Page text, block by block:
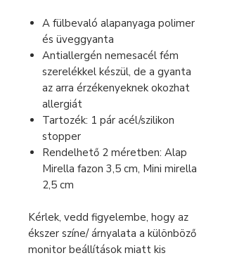
A fülbevaló alapanyaga polimer
és üveggyanta
Antiallergén nemesacél fém
szerelékkel készül, de a gyanta
az arra érzékenyeknek okozhat
allergiát
Tartozék: 1 pár acél/szilikon
stopper
Rendelhető 2 méretben: Alap
Mirella fazon 3,5 cm, Mini mirella
2,5 cm
Kérlek, vedd figyelembe, hogy az
ékszer színe/ árnyalata a különböző
monitor beállítások miatt kis